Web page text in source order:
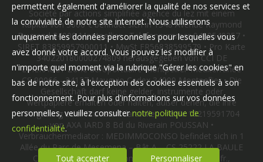
Société par actions simplifiée agence du lez mit einem
Kapital von 3000 € befindet sich in 1348 Avenue Raymond
Dugrand 34000 Montpellier • Telefonnummer 0499549357 •
SIRET 83859957900011 • MwSt FR56838599579 • Pro Karte
340220180000274809 herausgegeben von CCI DE
L'HERAULT Zone aéroportuaire Montpellier-Méditerranée
CS 90066 - 34137 Mauguio Cedex 34000 Montpellier • Die
Gesellschaft darf keine gelder, instrumente oder
wertpapiere erhalten oder halten, außer denen, die ihre
Vergütung oder Provision darstellen. • BHV 10219591704
von AXA IARD 8 Bd du Riverain POUSSAN •
Verbrauchermediator : MEDIMMOCONSO befindet sich in 1
Allée du Parc de Mesemena – Bât A – CS 25222 LA BAULE
CEDEX 44505, E-Mail : contact@medimmoconso.fr.,
permettent également d'améliorer la qualité de nos services et
la convivialité de notre site internet. Nous utiliserons
uniquement les données personnelles pour lesquelles vous
avez donné votre accord. Vous pouvez les modifier à
n'importe quel moment via la rubrique "Gérer les cookies" en
bas de notre site, à l'exception des cookies essentiels à son
fonctionnement. Pour plus d'informations sur vos données
personnelles, veuillez consulternotre politique de
confidentialité.
Tout accepter Personnaliser